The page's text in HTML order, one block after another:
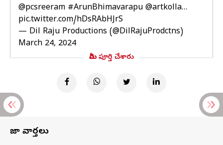
@pcsreeram #ArunBhimavarapu @artkolla…
pic.twitter.com/hDsRAbHJrS
— Dil Raju Productions (@DilRajuProdctns)
March 24, 2024
మీరు పూర్తి చేశారు
తాజా వార్తలు